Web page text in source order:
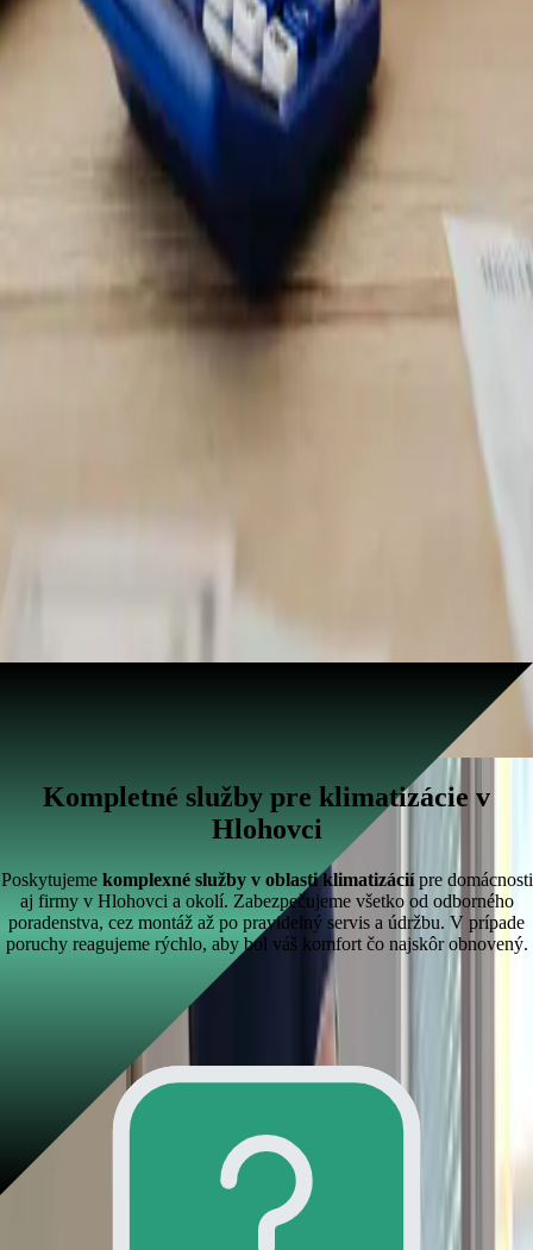
Profesionálna montáž a spoľahlivý servis sú základom našej práce.
Viac o tom, ako pracujeme a na čom si zakladáme, nájdete na stránke
O nás.
Viac o nás
Kompletné služby pre klimatizácie v
Hlohovci
Poskytujeme komplexné služby v oblasti klimatizáciípre domácnosti
aj firmy v Hlohovci a okolí. Zabezpečujeme všetko od odborného
poradenstva, cez montáž až po pravidelný servis a údržbu. V prípade
poruchy reagujeme rýchlo, aby bol váš komfort čo najskôr obnovený.